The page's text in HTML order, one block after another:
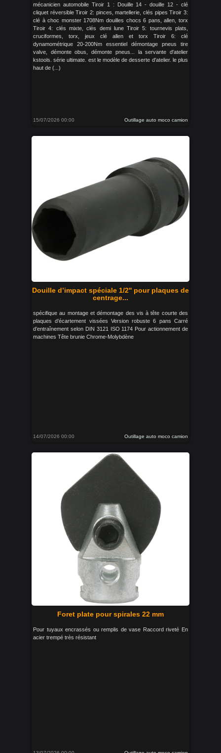
mécanicien automobile Tiroir 1 : Douille 14 - douille 12 - clé
cliquet réversible Tiroir 2: pinces, martellerie, clés pipes Tiroir 3:
clé à choc monster 1708Nm douilles chocs 6 pans, allen, torx
Tiroir 4: clés mixte, clés demi lune Tiroir 5: tournevis plats,
cruciformes, torx, jeux clé allen et torx Tiroir 6: clé
dynamométrique 20-200Nm essentiel démontage pneus tire
valve, démonte obus, démonte pneus... la servante d'atelier
kstools. série ultimate. est le modèle de desserte d'atelier. le plus
haut de (...)
15/07/2026 00:00 Outillage auto moco camion
Douille d’impact spéciale 1/2'' pour plaques de
centrage...
spécifique au montage et démontage des vis à tête courte des
plaques d’écartement vissées Version robuste 6 pans Carré
d’entraînement selon DIN 3121 ISO 1174 Pour actionnement de
machines Tête brunie Chrome-Molybdène
14/07/2026 00:00 Outillage auto moco camion
Foret plate pour spirales 22 mm
Pour tuyaux encrassés ou remplis de vase Raccord riveté En
acier trempé très résistant